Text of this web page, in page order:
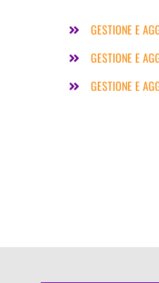
GESTIONE E
GESTIONE E
GESTIONE E